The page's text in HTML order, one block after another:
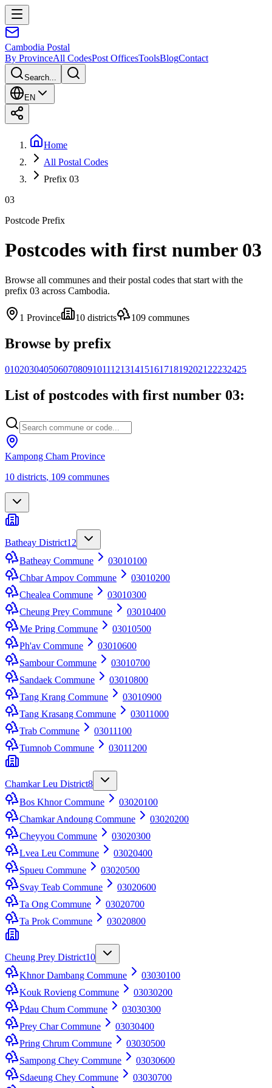
Cambodia Postal
By ProvinceAll CodesPost OfficesToolsBlogContact
Search...
EN
Home
All Postal Codes
Prefix 03
03
Postcode Prefix
Postcodes with first number 03
Browse all communes and their postal codes that start with the
prefix 03 across Cambodia.
1 Province 10 districts 109 communes
Browse by prefix
010203040506070809101112131415161718192021 22232425
List of postcodes with first number 03:
Kampong Cham Province
10 districts, 109 communes
Batheay District12
Batheay Commune
03010100
Chbar Ampov Commune
03010200
Chealea Commune
03010300
Cheung Prey Commune
03010400
Me Pring Commune
03010500
Ph'av Commune
03010600
Sambour Commune
03010700
Sandaek Commune
03010800
Tang Krang Commune
03010900
Tang Krasang Commune
03011000
Trab Commune
03011100
Tumnob Commune
03011200
Chamkar Leu District8
Bos Khnor Commune
03020100
Chamkar Andoung Commune
03020200
Cheyyou Commune
03020300
Lvea Leu Commune
03020400
Spueu Commune
03020500
Svay Teab Commune
03020600
Ta Ong Commune
03020700
Ta Prok Commune
03020800
Cheung Prey District10
Khnor Dambang Commune
03030100
Kouk Rovieng Commune
03030200
Pdau Chum Commune
03030300
Prey Char Commune
03030400
Pring Chrum Commune
03030500
Sampong Chey Commune
03030600
Sdaeung Chey Commune
03030700